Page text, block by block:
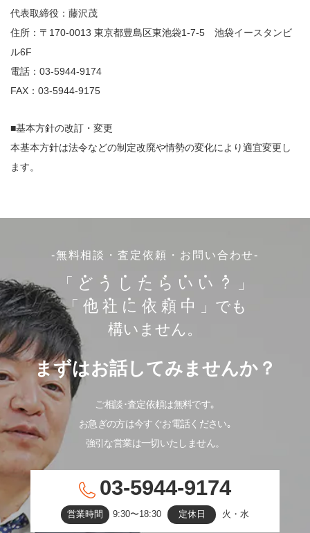
代表取締役：藤沢茂
住所：〒170-0013 東京都豊島区東池袋1-7-5 池袋イースタンビ
ル6F
電話：03-5944-9174
FAX：03-5944-9175
■基本方針の改訂・変更
本基本方針は法令などの制定改廃や情勢の変化により適宜変更し
ます。
-無料相談・査定依頼・お問い合わせ-
「 ど う し た ら い い ？
」
「 他 社 に 依 頼 中 」でも
構いません。
まずはお話してみませんか？
ご相談･査定依頼は無料です｡
お急ぎの方は今すぐお電話ください｡
強引な営業は一切いたしません。
03-5944-9174
営業時間 9:30〜18:30 定休日 火・水